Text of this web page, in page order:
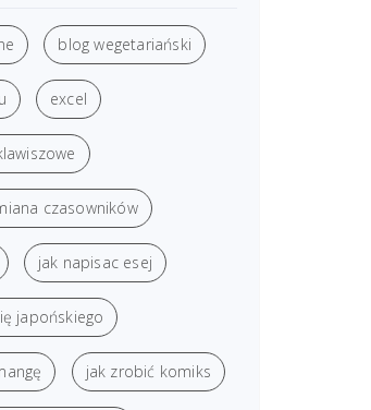
blog wegetariański
excel
czasowników
jak napisac esej
japońskiego
jak zrobić komiks